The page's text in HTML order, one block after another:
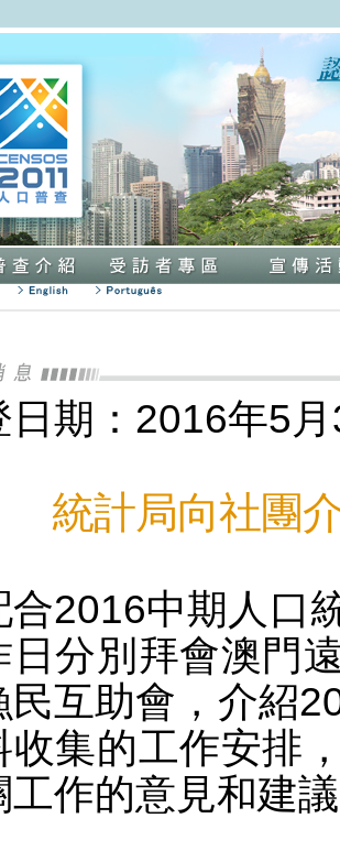
日期：2016年5
統計局向社團
合2016中期人口
日分別拜會澳門
民互助會，介紹
收集的工作安排
工作的意見和建